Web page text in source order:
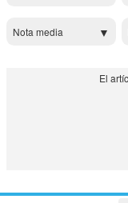
Nota media